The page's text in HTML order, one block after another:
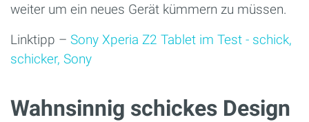
weiter um ein neues Gerät kümmern zu müssen.
Linktipp – Sony Xperia Z2 Tablet im Test - schick,
schicker, Sony
Wahnsinnig schickes Design